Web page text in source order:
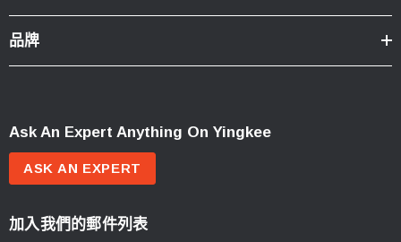
品牌
Ask An Expert Anything On Yingkee
ASK AN EXPERT
加入我們的郵件列表